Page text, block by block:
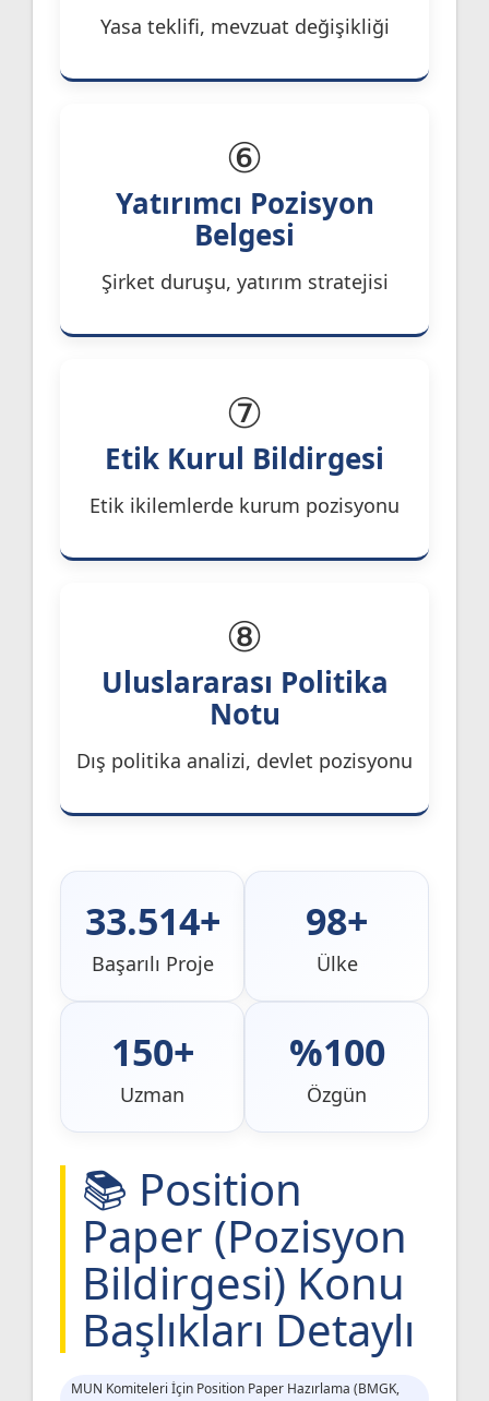
Yasa teklifi, mevzuat değişikliği
⑥
Yatırımcı Pozisyon
Belgesi
Şirket duruşu, yatırım stratejisi
⑦
Etik Kurul Bildirgesi
Etik ikilemlerde kurum pozisyonu
⑧
Uluslararası Politika
Notu
Dış politika analizi, devlet pozisyonu
33.514+
Başarılı Proje
98+
Ülke
150+
Uzman
%100
Özgün
📚 Position
Paper (Pozisyon
Bildirgesi) Konu
Başlıkları Detaylı
MUN Komiteleri İçin Position Paper Hazırlama (BMGK,